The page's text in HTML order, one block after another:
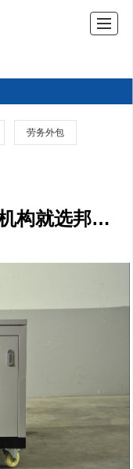
劳务外包
枣庄劳务派遣__实力派遣机构就选邦孚人力